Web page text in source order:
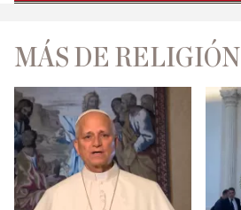
MÁS DE RELIGIÓN